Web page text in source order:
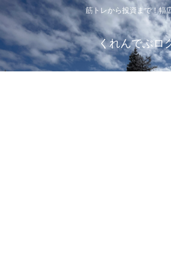
筋トレから投資まで！幅
くれんでぶロ